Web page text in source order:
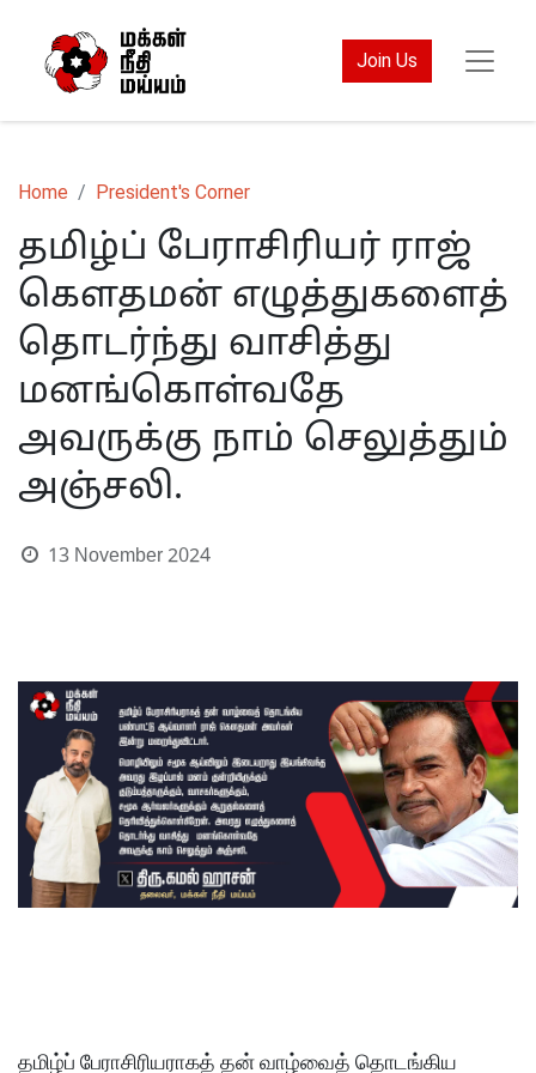
Join Us
Home President's Corner
தமிழ்ப் பேராசிரியர் ராஜ்
கௌதமன் எழுத்துகளைத்
தொடர்ந்து வாசித்து
மனங்கொள்வதே
அவருக்கு நாம் செலுத்தும்
அஞ்சலி.
13 November 2024
தமிழ்ப் பேராசிரியராகத் தன் வாழ்வைத் தொடங்கிய